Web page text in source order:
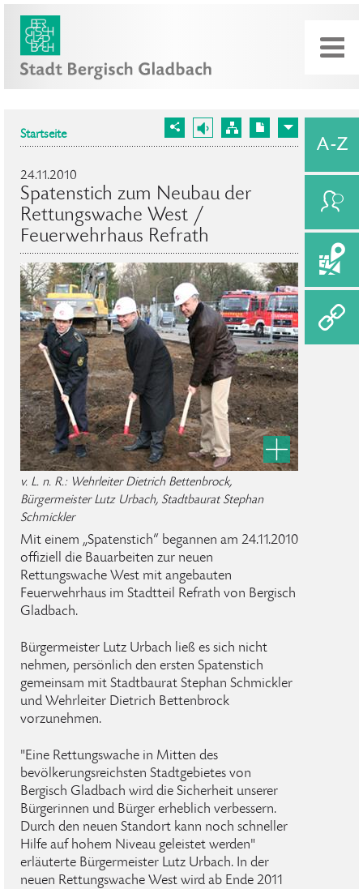
Startseite
24.11.2010
Spatenstich zum Neubau der
Rettungswache West /
Feuerwehrhaus Refrath
v. L. n. R.: Wehrleiter Dietrich Bettenbrock,
Bürgermeister Lutz Urbach, Stadtbaurat Stephan
Schmickler
Mit einem „Spatenstich“ begannen am 24.11.2010
offiziell die Bauarbeiten zur neuen
Rettungswache West mit angebauten
Feuerwehrhaus im Stadtteil Refrath von Bergisch
Gladbach.
Bürgermeister Lutz Urbach ließ es sich nicht
nehmen, persönlich den ersten Spatenstich
gemeinsam mit Stadtbaurat Stephan Schmickler
und Wehrleiter Dietrich Bettenbrock
vorzunehmen.
"Eine Rettungswache in Mitten des
bevölkerungsreichsten Stadtgebietes von
Bergisch Gladbach wird die Sicherheit unserer
Bürgerinnen und Bürger erheblich verbessern.
Durch den neuen Standort kann noch schneller
Hilfe auf hohem Niveau geleistet werden"
erläuterte Bürgermeister Lutz Urbach. In der
neuen Rettungswache West wird ab Ende 2011